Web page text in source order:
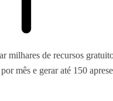
milhares de recursos
mês e gerar até 150